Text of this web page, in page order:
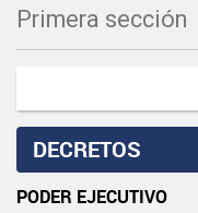
Primera sección
DECRETOS
PODER EJECUTIVO